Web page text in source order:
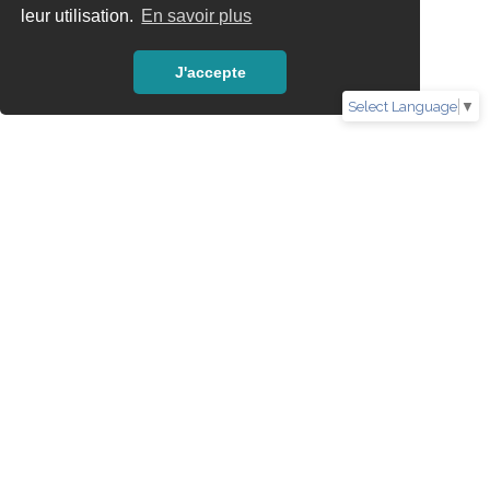
leur utilisation. En savoir plus
J'accepte
Select Language ▼